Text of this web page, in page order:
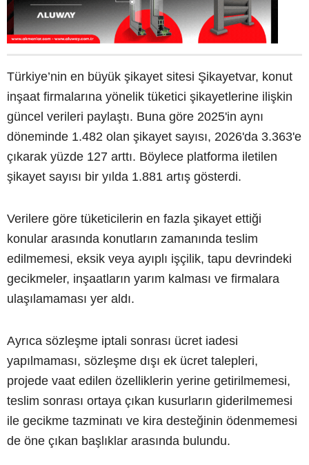
Türkiye’nin en büyük şikayet sitesi Şikayetvar, konut
inşaat firmalarına yönelik tüketici şikayetlerine ilişkin
güncel verileri paylaştı. Buna göre 2025'in aynı
döneminde 1.482 olan şikayet sayısı, 2026'da 3.363'e
çıkarak yüzde 127 arttı. Böylece platforma iletilen
şikayet sayısı bir yılda 1.881 artış gösterdi.
Verilere göre tüketicilerin en fazla şikayet ettiği
konular arasında konutların zamanında teslim
edilmemesi, eksik veya ayıplı işçilik, tapu devrindeki
gecikmeler, inşaatların yarım kalması ve firmalara
ulaşılamaması yer aldı.
Ayrıca sözleşme iptali sonrası ücret iadesi
yapılmaması, sözleşme dışı ek ücret talepleri,
projede vaat edilen özelliklerin yerine getirilmemesi,
teslim sonrası ortaya çıkan kusurların giderilmemesi
ile gecikme tazminatı ve kira desteğinin ödenmemesi
de öne çıkan başlıklar arasında bulundu.